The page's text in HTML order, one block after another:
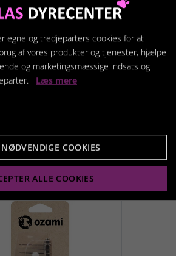
Vis produkt
egne og tredjeparters cookies for at
af vores produkter og tjenester, hjælpe
og marketingsmæssige indsats og
Læs mere
COOKIES
ALLE COOKIES